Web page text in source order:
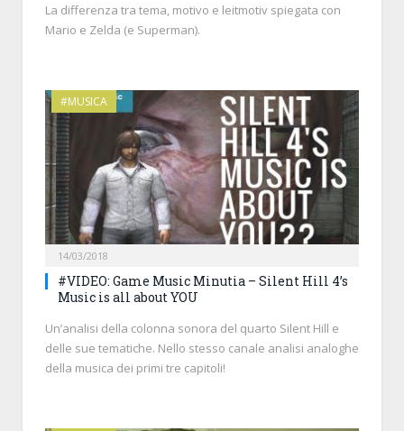
La differenza tra tema, motivo e leitmotiv spiegata con
Mario e Zelda (e Superman).
#MUSICA
14/03/2018
#VIDEO: Game Music Minutia – Silent Hill 4’s
Music is all about YOU
Un’analisi della colonna sonora del quarto Silent Hill e
delle sue tematiche. Nello stesso canale analisi analoghe
della musica dei primi tre capitoli!